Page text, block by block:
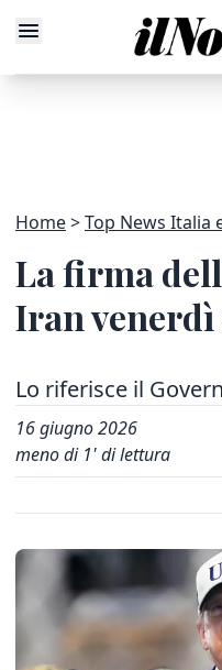
Home Top News Italia
La firma
Iran venerdì
Lo riferisce il
16 giugno 2026
meno di 1' di lettura